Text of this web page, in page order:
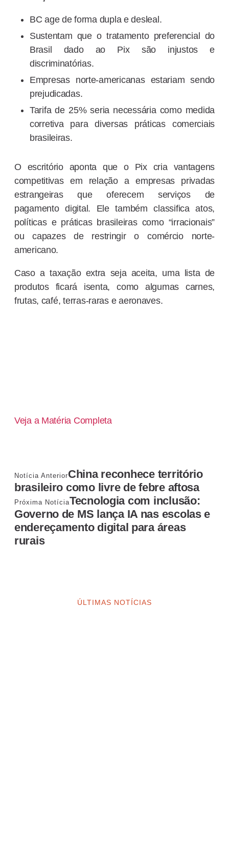
BC age de forma dupla e desleal.
Sustentam que o tratamento preferencial do
Brasil dado ao Pix são injustos e
discriminatórias.
Empresas norte-americanas estariam sendo
prejudicadas.
Tarifa de 25% seria necessária como medida
corretiva para diversas práticas comerciais
brasileiras.
O escritório aponta que o Pix cria vantagens
competitivas em relação a empresas privadas
estrangeiras que oferecem serviços de
pagamento digital. Ele também classifica atos,
políticas e práticas brasileiras como “irracionais”
ou capazes de restringir o comércio norte-
americano.
Caso a taxação extra seja aceita, uma lista de
produtos ficará isenta, como algumas carnes,
frutas, café, terras-raras e aeronaves.
Veja a Matéria Completa
Notícia AnteriorChina reconhece território
brasileiro como livre de febre aftosa
Próxima NotíciaTecnologia com inclusão:
Governo de MS lança IA nas escolas e
endereçamento digital para áreas
rurais
ÚLTIMAS NOTÍCIAS